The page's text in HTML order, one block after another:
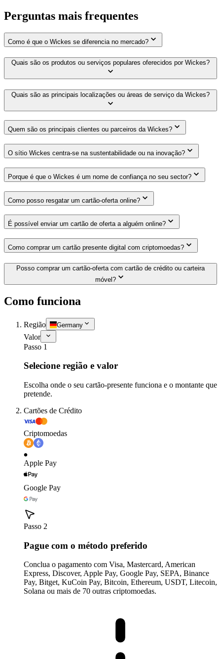
Perguntas mais frequentes
Como é que o Wickes se diferencia no mercado?
Quais são os produtos ou serviços populares oferecidos por Wickes?
Quais são as principais localizações ou áreas de serviço da Wickes?
Quem são os principais clientes ou parceiros da Wickes?
O sítio Wickes centra-se na sustentabilidade ou na inovação?
Porque é que o Wickes é um nome de confiança no seu sector?
Como posso resgatar um cartão-oferta online?
É possível enviar um cartão de oferta a alguém online?
Como comprar um cartão presente digital com criptomoedas?
Posso comprar um cartão-oferta com cartão de crédito ou carteira
móvel?
Como funciona
Região Germany
Valor
Passo 1
Selecione região e valor
Escolha onde o seu cartão-presente funciona e o montante que
pretende.
Cartões de Crédito
Criptomoedas
Apple Pay
Google Pay
Passo 2
Pague com o método preferido
Conclua o pagamento com Visa, Mastercard, American
Express, Discover, Apple Pay, Google Pay, SEPA, Binance
Pay, Bitget, KuCoin Pay, Bitcoin, Ethereum, USDT, Litecoin,
Solana ou mais de 70 outras criptomoedas.